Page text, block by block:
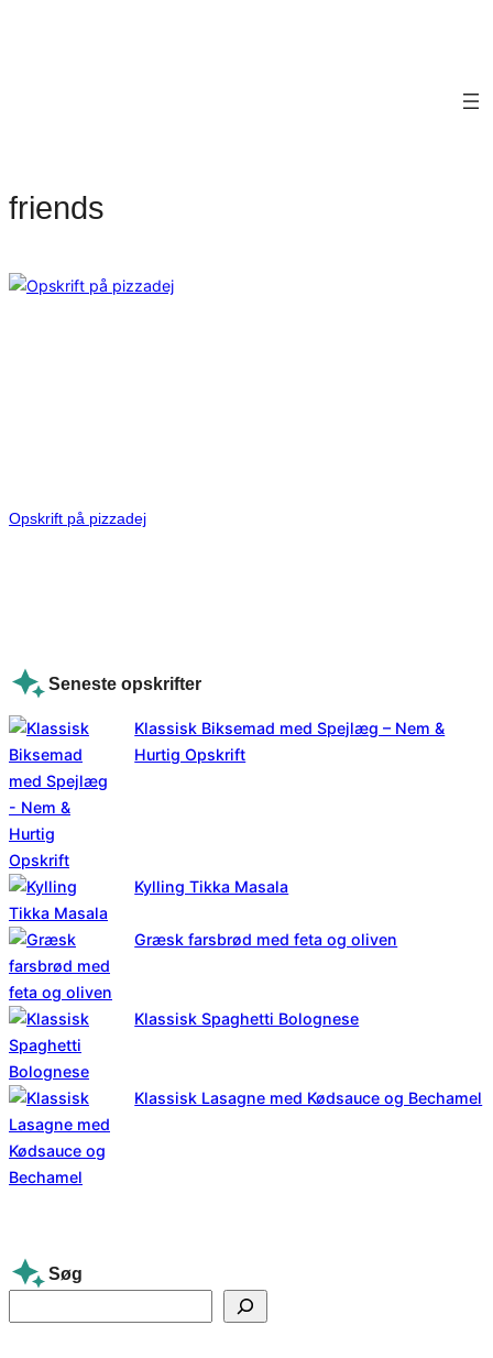
friends
Opskrift på pizzadej
Seneste opskrifter
Klassisk Biksemad med Spejlæg – Nem &
Hurtig Opskrift
Kylling Tikka Masala
Græsk farsbrød med feta og oliven
Klassisk Spaghetti Bolognese
Klassisk Lasagne med Kødsauce og Bechamel
Søg
e